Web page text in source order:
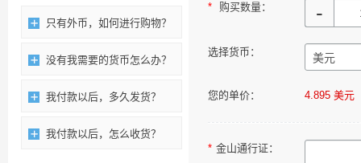
只有外币，如何进行购物？
没有我需要的货币怎么办？
我付款以后，多久发货？
我付款以后，怎么收货？
* 购买数量： -
选择货币：
您的单价： 4.895 美元
* 金山通行证：